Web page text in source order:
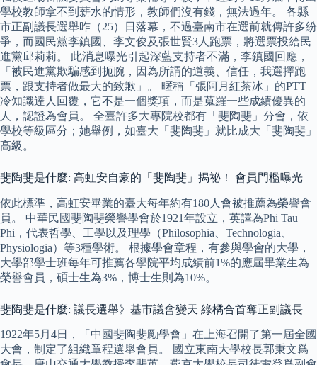
學校教師拿不到薪水的情形，教師們沒有錢，無法過年。 各縣
市正副議長選舉昨（25）日落幕，不過臺南市在選前就傳許多紛
爭，而國民黨李鎮國、李文俊及張世賢3人跑票，將選票投給民
進黨邱莉莉。 此消息曝光引起深藍支持者不滿，李鎮國回應，
「被民進黨欺騙感到扼腕，因為所謂的道義、信任，我選擇跑
票，跟支持者做最大的致歉」。 暱稱「張阿月紅茶冰」的PTT
冷知識達人回覆，它不是一個獎項，而是蒐羅一些成績優異的
人，認證為會員。 全臺許多大專院校都有「斐陶斐」分會，依
學校等級區分；她舉例，如臺大「斐陶斐」就比成大「斐陶斐」
高級。
斐陶斐是什麼: 高虹安自豪的「斐陶斐」揭祕！ 會員門檻曝光
依此標準，高虹安畢業的臺大每年約有180人會被推薦為榮譽會
員。 中華民國斐陶斐榮譽學會於1921年設立，英譯為Phi Tau
Phi，代表哲學、工學以及理學（Philosophia、Technologia、
Physiologia）等3種學術。 根據學會章程，有參與學會的大學，
大學部學士班每年可推薦各學院平均成績前1%的應屆畢業生為
榮譽會員，碩士生為3%，博士生則為10%。
斐陶斐是什麼: 議長選舉》基市議會變天 綠橘合首奪正副議長
1922年5月4日，「中國斐陶斐勵學會」在上海召開了第一屆全國
大會，制定了組織章程選舉會員。 國立東南大學校長郭秉文爲